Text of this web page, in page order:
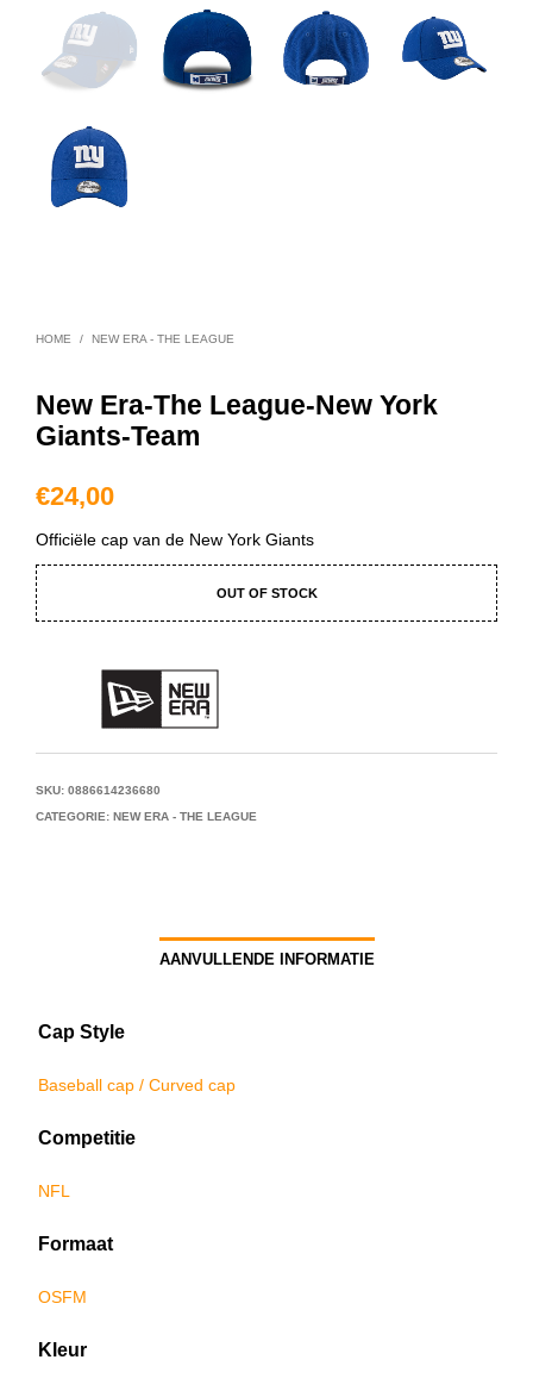
HOME / NEW ERA - THE LEAGUE
New Era-The League-New York
Giants-Team
€24,00
Officiële cap van de New York Giants
OUT OF STOCK
SKU: 0886614236680
CATEGORIE: NEW ERA - THE LEAGUE
AANVULLENDE INFORMATIE
Cap Style
Baseball cap / Curved cap
Competitie
NFL
Formaat
OSFM
Kleur